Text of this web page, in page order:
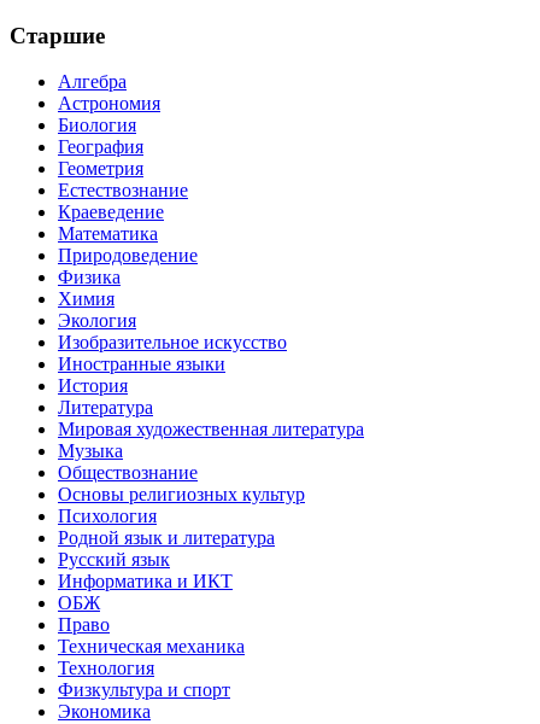
Старшие
Алгебра
Астрономия
Биология
География
Геометрия
Естествознание
Краеведение
Математика
Природоведение
Физика
Химия
Экология
Изобразительное искусство
Иностранные языки
История
Литература
Мировая художественная литература
Музыка
Обществознание
Основы религиозных культур
Психология
Родной язык и литература
Русский язык
Информатика и ИКТ
ОБЖ
Право
Техническая механика
Технология
Физкультура и спорт
Экономика